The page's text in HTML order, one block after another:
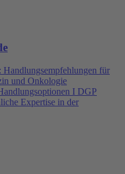
Handlungsempfehlungen für
und Onkologie
I DGP
Expertise in der